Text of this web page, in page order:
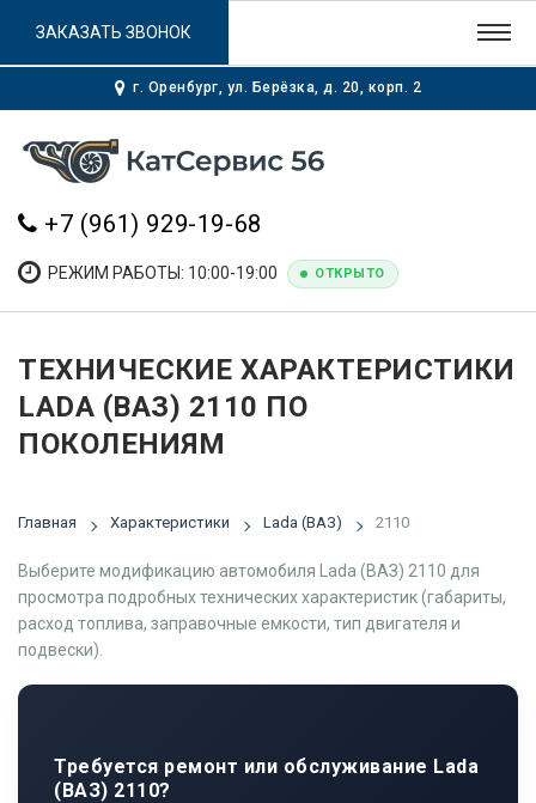
г. Оренбург, ул. Берёзка, д. 20, корп. 2
+7 (961) 929-19-68
РЕЖИМ РАБОТЫ: 10:00-19:00 ОТКРЫТО
ЗАКАЗАТЬ ЗВОНОК
ТЕХНИЧЕСКИЕ ХАРАКТЕРИСТИКИ
LADA (ВАЗ) 2110 ПО
ПОКОЛЕНИЯМ
Главная Характеристики Lada (ВАЗ) 2110
Выберите модификацию автомобиля Lada (ВАЗ) 2110 для
просмотра подробных технических характеристик (габариты,
расход топлива, заправочные емкости, тип двигателя и
подвески).
Требуется ремонт или обслуживание Lada
(ВАЗ) 2110?